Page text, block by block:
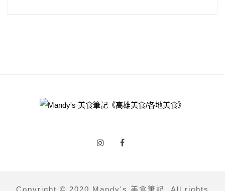
Copyright © 2020 Mandy's 美食筆記. All rights